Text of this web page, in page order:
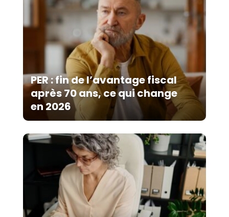
PER : fin de l’avantage fiscal
après 70 ans, ce qui change
en 2026